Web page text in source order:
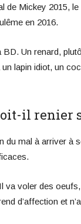
de Mickey 2015,
en 2016.
Un renard,
lapin idiot, un
il renier
du mal à arriver à
va voler des
d’affection et